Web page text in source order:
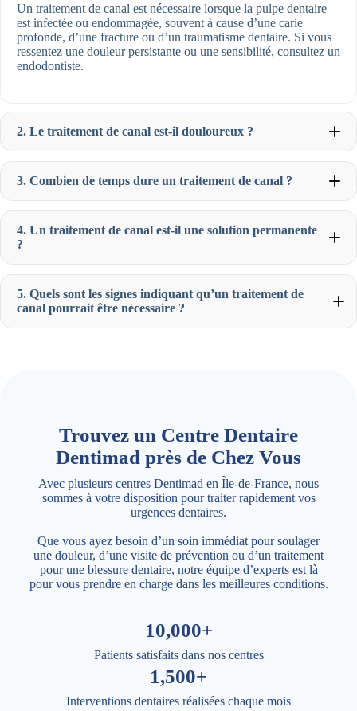
Un traitement de canal est nécessaire lorsque la pulpe dentaire
est infectée ou endommagée, souvent à cause d’une carie
profonde, d’une fracture ou d’un traumatisme dentaire. Si vous
ressentez une douleur persistante ou une sensibilité, consultez un
endodontiste.
2. Le traitement de canal est-il douloureux ?
3. Combien de temps dure un traitement de canal ?
4. Un traitement de canal est-il une solution permanente
?
5. Quels sont les signes indiquant qu’un traitement de
canal pourrait être nécessaire ?
Trouvez un Centre Dentaire
Dentimad près de Chez Vous
Avec plusieurs centres Dentimad en Île-de-France, nous
sommes à votre disposition pour traiter rapidement vos
urgences dentaires.
Que vous ayez besoin d’un soin immédiat pour soulager
une douleur, d’une visite de prévention ou d’un traitement
pour une blessure dentaire, notre équipe d’experts est là
pour vous prendre en charge dans les meilleures conditions.
10,000+
Patients satisfaits dans nos centres
1,500+
Interventions dentaires réalisées chaque mois